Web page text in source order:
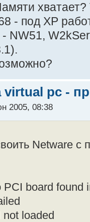
- под XP
virtual pc -
2005, 08:38
Netware с
board found
loaded